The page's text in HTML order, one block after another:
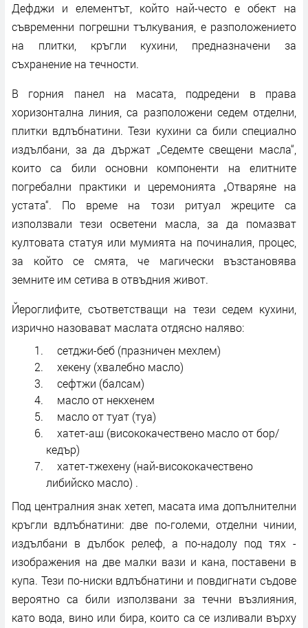
Дефджи и елементът, който най-често е обект на
съвременни погрешни тълкувания, е разположението
на плитки, кръгли кухини, предназначени за
съхранение на течности.
В горния панел на масата, подредени в права
хоризонтална линия, са разположени седем отделни,
плитки вдлъбнатини. Тези кухини са били специално
издълбани, за да държат „Седемте свещени масла“,
които са били основни компоненти на елитните
погребални практики и церемонията „Отваряне на
устата“. По време на този ритуал жреците са
използвали тези осветени масла, за да помазват
култовата статуя или мумията на починалия, процес,
за който се смята, че магически възстановява
земните им сетива в отвъдния живот.
Йероглифите, съответстващи на тези седем кухини,
изрично назовават маслата отдясно наляво:
сетджи-беб (празничен мехлем)
хекену (хвалебно масло)
сефтжи (балсам)
масло от некхенем
масло от туат (туа)
хатет-аш (висококачествено масло от бор/
кедър)
хатет-тжехену (най-висококачествено
либийско масло) .
Под централния знак хетеп, масата има допълнителни
кръгли вдлъбнатини: две по-големи, отделни чинии,
издълбани в дълбок релеф, а по-надолу под тях -
изображения на две малки вази и кана, поставени в
купа. Тези по-ниски вдлъбнатини и повдигнати съдове
вероятно са били използвани за течни възлияния,
като вода, вино или бира, които са се изливали върху